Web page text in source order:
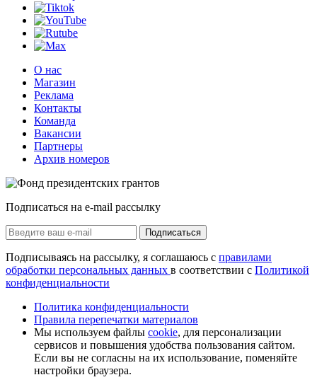
О нас
Магазин
Реклама
Контакты
Команда
Вакансии
Партнеры
Архив номеров
Подписаться на e-mail рассылку
Подписаться
Подписываясь на рассылку, я соглашаюсь с правилами
обработки персональных данных в соответствии с Политикой
конфиденциальности
Политика конфиденциальности
Правила перепечатки материалов
Мы используем файлы cookie, для персонализации
сервисов и повышения удобства пользования сайтом.
Если вы не согласны на их использование, поменяйте
настройки браузера.